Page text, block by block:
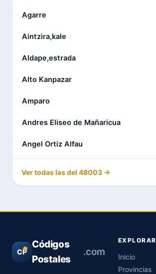
Agarre
Aintzira,kale
Aldape,estrada
Alto Kanpazar
Amparo
Andres Eliseo de Mañaricua
Angel Ortiz Alfau
Ver todas las del 48003 →
CP
Códigos
Postales
.com
EXPLORAR
Inicio
Provincias